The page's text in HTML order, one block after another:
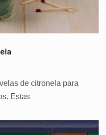
de citronela para
Estas